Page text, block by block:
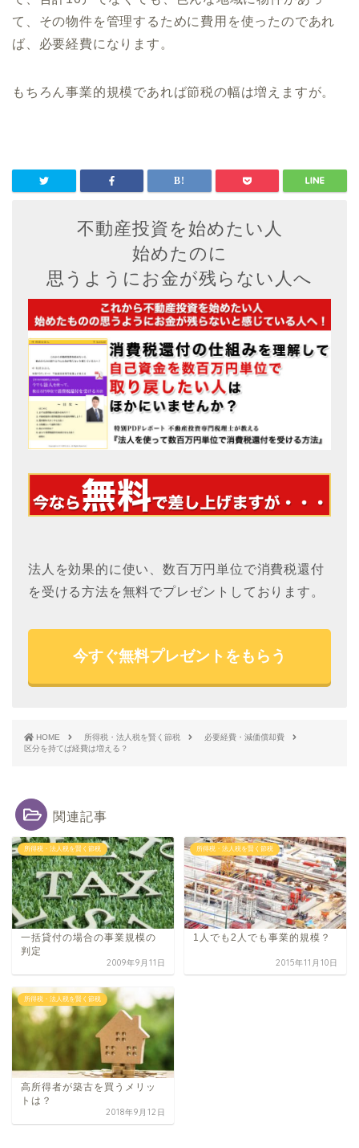
て、その物件を管理するために費用を使ったのであれ
ば、必要経費になります。
もちろん事業的規模であれば節税の幅は増えますが。
不動産投資を始めたい人
始めたのに
思うようにお金が残らない人へ
法人を効果的に使い、数百万円単位で消費税還付
を受ける方法を無料でプレゼントしております。
今すぐ無料プレゼントをもらう
HOME 所得税・法人税を賢く節税
必要経費・減価償却費
区分を持てば経費は増える？
関連記事
所得税・法人税を賢く節税
一括貸付の場合の事業規模の
判定
2009年9月11日
所得税・法人税を賢く節税
1人でも2人でも事業的規模？
2015年11月10日
所得税・法人税を賢く節税
高所得者が築古を買うメリッ
トは？
2018年9月12日